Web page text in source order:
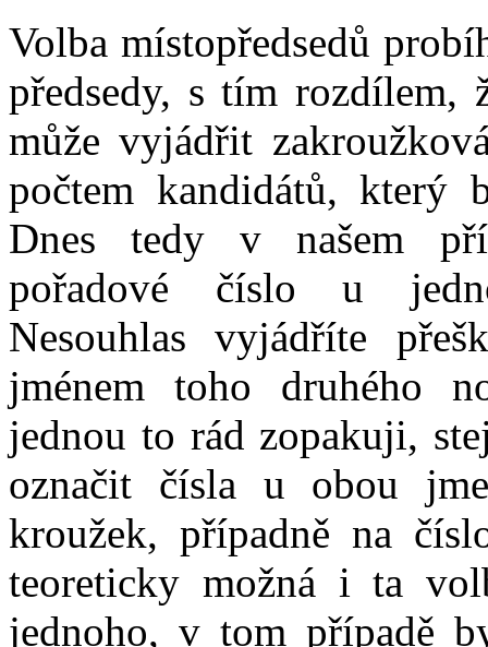
Volba místopředsedů
předsedy, s tím rozdílem,
může vyjádřit
počtem kandidátů, který
Dnes tedy v našem
pořadové číslo u
Nesouhlas vyjádříte
jménem toho druhého
jednou to rád zopakuji,
označit čísla u obou
kroužek, případně na
teoreticky možná i ta
jednoho, v tom případě